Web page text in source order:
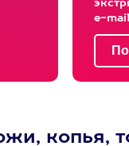
e-
копья,